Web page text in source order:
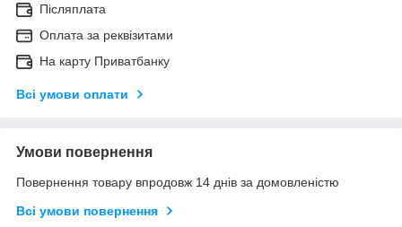
Післяплата
Оплата за реквізитами
На карту Приватбанку
Всі умови оплати
Умови повернення
Повернення товару впродовж 14 днів за домовленістю
Всі умови повернення